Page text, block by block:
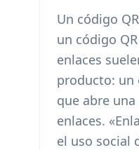
Un código
un código
enlaces
producto: un
que abre
enlaces.
el uso social